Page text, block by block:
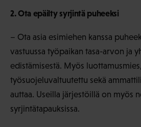
2. Ota epäilty syrjintä puheeksi
– Ota asia esimiehen kanssa
vastuussa työpaikan tasa-arvon ja
edistämisestä. Myös luottamusmies,
työsuojeluvaltuutettu sekä
auttaa. Useilla järjestöillä on myös
syrjintätapauksissa.